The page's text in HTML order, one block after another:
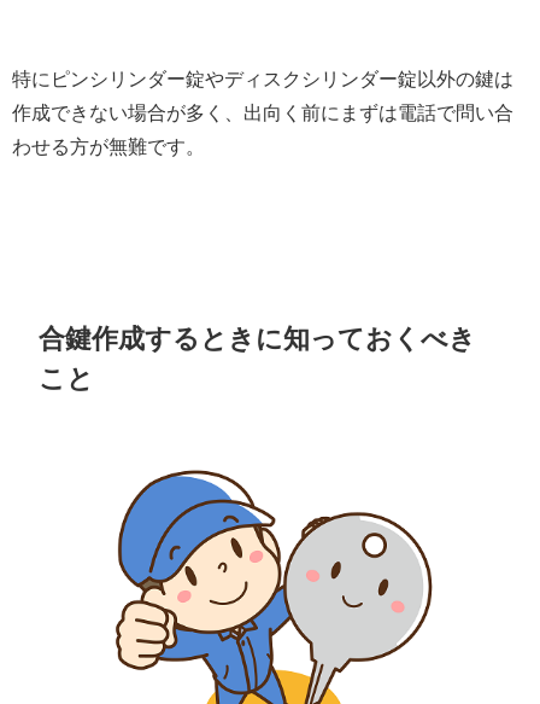
特にピンシリンダー錠やディスクシリンダー錠以外の鍵は
作成できない場合が多く、出向く前にまずは電話で問い合
わせる方が無難です。
合鍵作成するときに知っておくべき
こと